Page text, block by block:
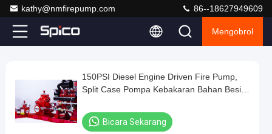
kathy@nmfirepump.com 86--18627949609
Mengobrol
Video
Time
0:00/0:00
Loaded:
Auto
Diesel
Engine
150PSI Diesel Engine Driven Fire Pump,
Split Case Pompa Kebakaran Bahan Besi
Bicara Sekarang